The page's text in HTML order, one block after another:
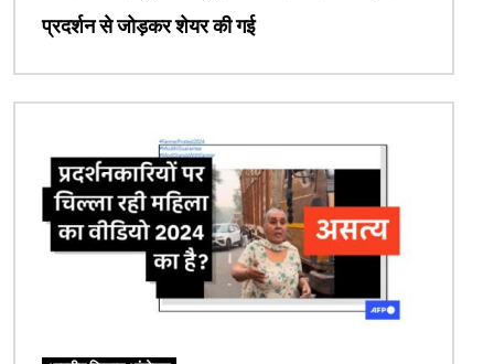
प्रदर्शन से जोड़कर शेयर की गई